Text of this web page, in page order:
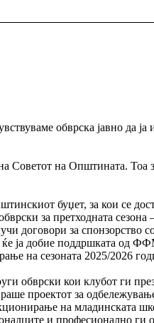
обврска јавно да
на Општината. Тоа
буџет, за кои се
за претходната
договори за
ја добие поддршката од
на сезоната 2025/2026
кои клубот ги
проектот за
на младинската
и професионално ги